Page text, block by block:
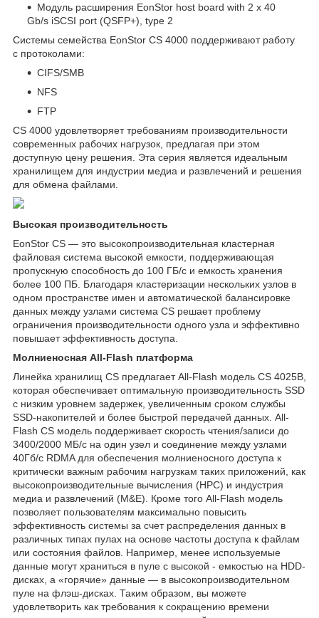
Модуль расширения EonStor host board with 2 x 40
Gb/s iSCSI port (QSFP+), type 2
Cистемы семейства EonStor CS 4000 поддерживают работу
с протоколами:
CIFS/SMB
NFS
FTP
CS 4000 удовлетворяет требованиям производительности
современных рабочих нагрузок, предлагая при этом
доступную цену решения. Эта серия является идеальным
хранилищем для индустрии медиа и развлечений и решения
для обмена файлами.
Высокая производительность
EonStor CS — это высокопроизводительная кластерная
файловая система высокой емкости, поддерживающая
пропускную способность до 100 ГБ/с и емкость хранения
более 100 ПБ. Благодаря кластеризации нескольких узлов в
одном пространстве имен и автоматической балансировке
данных между узлами система CS решает проблему
ограничения производительности одного узла и эффективно
повышает эффективность доступа.
Молниеносная All-Flash платформа
Линейка хранилищ CS предлагает All-Flash модель CS 4025B,
которая обеспечивает оптимальную производительность SSD
с низким уровнем задержек, увеличенным сроком службы
SSD-накопителей и более быстрой передачей данных. All-
Flash CS модель поддерживает скорость чтения/записи до
3400/2000 МБ/с на один узел и соединение между узлами
40Гб/с RDMA для обеспечения молниеносного доступа к
критически важным рабочим нагрузкам таких приложений, как
высокопроизводительные вычисления (HPC) и индустрия
медиа и развлечений (M&E). Кроме того All-Flash модель
позволяет пользователям максимально повысить
эффективность системы за счет распределения данных в
различных типах пулах на основе частоты доступа к файлам
или состояния файлов. Например, менее используемые
данные могут храниться в пуле с высокой - емкостью на HDD-
дисках, а «горячие» данные — в высокопроизводительном
пуле на флэш-дисках. Таким образом, вы можете
удовлетворить как требования к сокращению времени